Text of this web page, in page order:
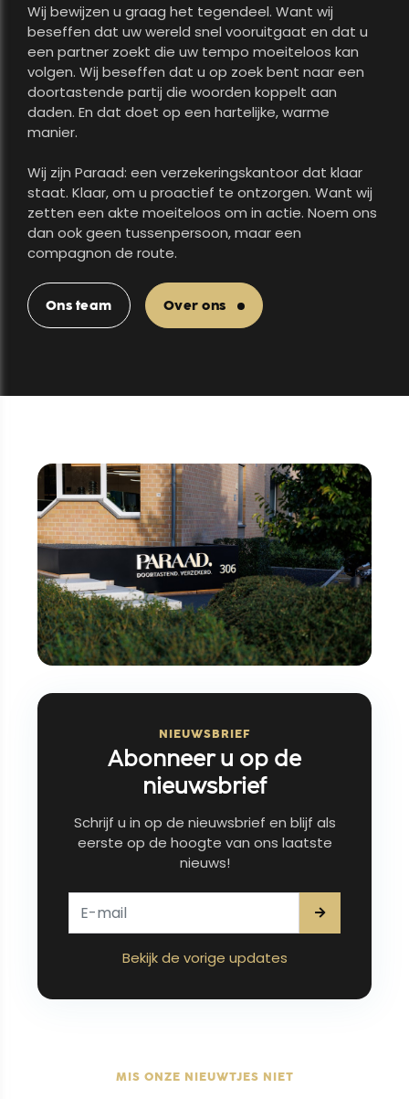
Wij bewijzen u graag het tegendeel. Want wij
beseffen dat uw wereld snel vooruitgaat en dat u
een partner zoekt die uw tempo moeiteloos kan
volgen. Wij beseffen dat u op zoek bent naar een
doortastende partij die woorden koppelt aan
daden. En dat doet op een hartelijke, warme
manier.
Wij zijn Paraad: een verzekeringskantoor dat klaar
staat. Klaar, om u proactief te ontzorgen. Want wij
zetten een akte moeiteloos om in actie. Noem ons
dan ook geen tussenpersoon, maar een
compagnon de route.
Ons team Over ons
NIEUWSBRIEF
Abonneer u op de
nieuwsbrief
Schrijf u in op de nieuwsbrief en blijf als
eerste op de hoogte van ons laatste
nieuws!
Bekijk de vorige updates
MIS ONZE NIEUWTJES NIET